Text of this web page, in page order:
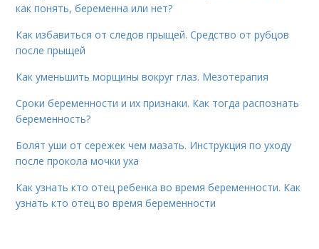
как понять, беременна или нет?
Как избавиться от следов прыщей. Средство от рубцов
после прыщей
Как уменьшить морщины вокруг глаз. Мезотерапия
Сроки беременности и их признаки. Как тогда распознать
беременность?
Болят уши от сережек чем мазать. Инструкция по уходу
после прокола мочки уха
Как узнать кто отец ребенка во время беременности. Как
узнать кто отец во время беременности